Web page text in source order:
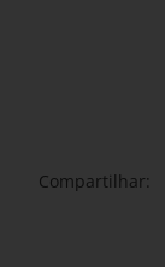
Compartilhar: